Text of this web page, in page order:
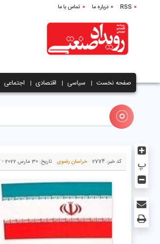
RSS درباره ما تماس با ما
صفحه نخست سیاسی اقتصادی اجتماعی
کد خبر: 2774 خراسان رضوی تاریخ: 30 مارس 2022 - 17:57 پ